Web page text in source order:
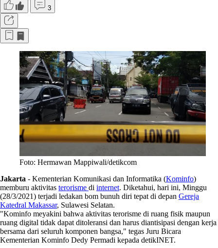
3
Foto: Hermawan Mappiwali/detikcom
Jakarta - Kementerian Komunikasi dan Informatika (Kominfo)
memburu aktivitas terorisme di internet. Diketahui, hari ini, Minggu
(28/3/2021) terjadi ledakan bom bunuh diri tepat di depan Gereja
Katedral Makassar, Sulawesi Selatan.
"Kominfo meyakini bahwa aktivitas terorisme di ruang fisik maupun
ruang digital tidak dapat ditoleransi dan harus diantisipasi dengan kerja
bersama dari seluruh komponen bangsa," tegas Juru Bicara
Kementerian Kominfo Dedy Permadi kepada detikINET.